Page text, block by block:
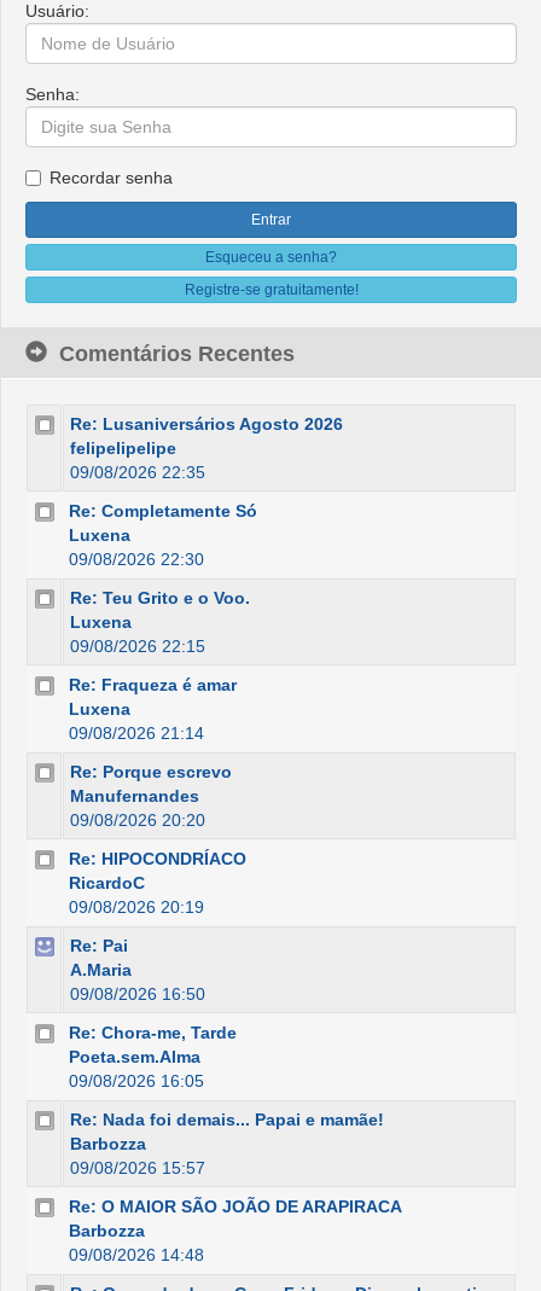
Usuário:
Senha:
Recordar senha
Esqueceu a senha?
Registre-se gratuitamente!
Comentários Recentes
Re: Lusaniversários Agosto 2026
felipelipelipe
09/08/2026 22:35
Re: Completamente Só
Luxena
09/08/2026 22:30
Re: Teu Grito e o Voo.
Luxena
09/08/2026 22:15
Re: Fraqueza é amar
Luxena
09/08/2026 21:14
Re: Porque escrevo
Manufernandes
09/08/2026 20:20
Re: HIPOCONDRÍACO
RicardoC
09/08/2026 20:19
Re: Pai
A.Maria
09/08/2026 16:50
Re: Chora-me, Tarde
Poeta.sem.Alma
09/08/2026 16:05
Re: Nada foi demais... Papai e mamãe!
Barbozza
09/08/2026 15:57
Re: O MAIOR SÃO JOÃO DE ARAPIRACA
Barbozza
09/08/2026 14:48